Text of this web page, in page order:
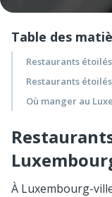
Table des
Restaurants
Restaurants
Où manger au
À Luxembourg-